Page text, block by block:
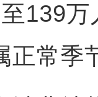
139
正常季